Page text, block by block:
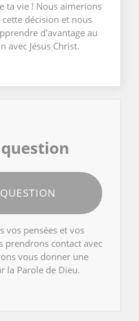
ta vie ! Nous aimerions
décision et nous
d'avantage au
avec Jésus Christ.
vos pensées et vos
prendrons contact avec
vous donner une
la Parole de Dieu.